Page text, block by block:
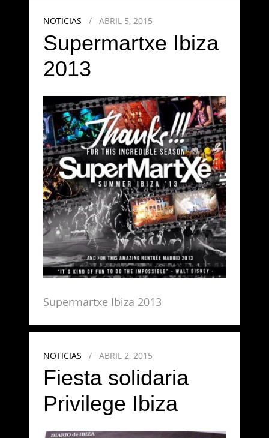
NOTICIAS / ABRIL 5, 2015
Supermartxe Ibiza
2013
Supermartxe Ibiza 2013
NOTICIAS / ABRIL 2, 2015
Fiesta solidaria
Privilege Ibiza